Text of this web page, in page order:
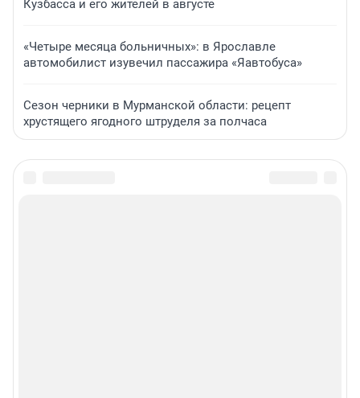
Кузбасса и его жителей в августе
«Четыре месяца больничных»: в Ярославле
автомобилист изувечил пассажира «Яавтобуса»
Сезон черники в Мурманской области: рецепт
хрустящего ягодного штруделя за полчаса